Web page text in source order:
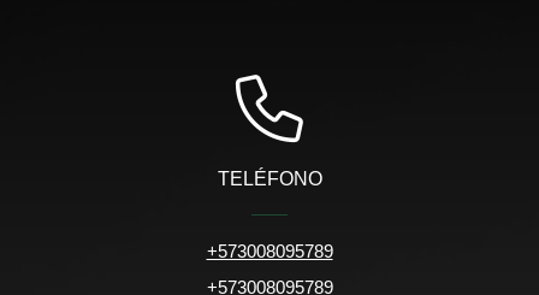
TELÉFONO
+573008095789
+573008095789